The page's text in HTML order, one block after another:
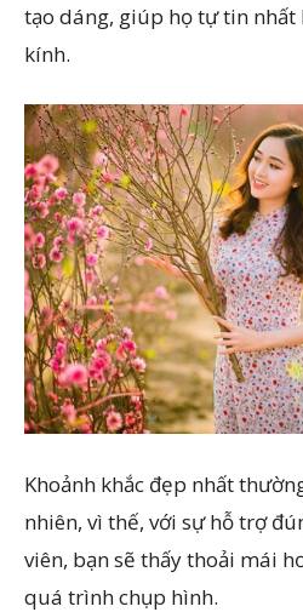
tạo dáng, giúp họ tự tin
kính.
Khoảnh khắc đẹp nhất
nhiên, vì thế, với sự hỗ trợ
viên, bạn sẽ thấy thoải mái
quá trình chụp hình.